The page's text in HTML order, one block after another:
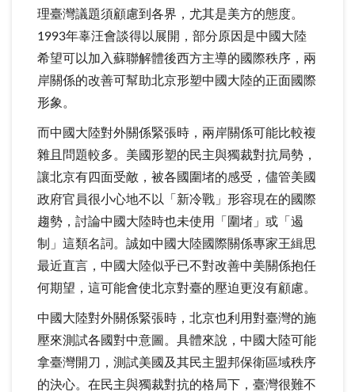
理臺灣議題須顧慮到各界，尤其是美方的態度。
1993年辜汪會談得以展開，部分原因是中國大陸
希望可以加入蘇聯解體後西方主導的國際秩序，兩
岸關係的改善可幫助北京形塑中國大陸的正面國際
形象。
而中國大陸對外關係緊張時，兩岸關係可能比較複
雜且問題較多。美國形塑的民主與獨裁對抗局勢，
讓北京有四面受敵，被各國圍堵的感受，儘管美國
政府官員很小心地不以「新冷戰」形容現在的國際
趨勢，討論中國大陸時也未使用「圍堵」或「遏
制」這類名詞。誠如中國大陸國際關係專家王緝思
最近直言，中國大陸似乎已不對改善中美關係抱任
何期望，這可能會使北京對臺的壓迫更沒有顧慮。
中國大陸對外關係緊張時，北京也利用對臺灣的施
壓來測試各國對中意圖。具體來說，中國大陸可能
拿臺灣開刀，測試美國及其民主盟邦保衛區域秩序
的決心。在民主與獨裁對抗的格局下，臺灣很難不